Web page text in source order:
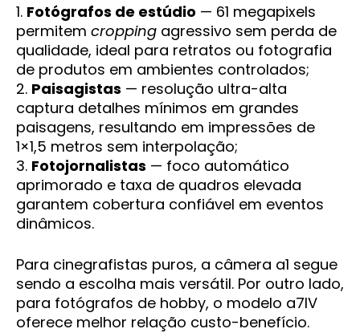
1. Fotógrafos de estúdio — 61 megapixels
permitem cropping agressivo sem perda de
qualidade, ideal para retratos ou fotografia
de produtos em ambientes controlados;
2. Paisagistas — resolução ultra-alta
captura detalhes mínimos em grandes
paisagens, resultando em impressões de
1×1,5 metros sem interpolação;
3. Fotojornalistas — foco automático
aprimorado e taxa de quadros elevada
garantem cobertura confiável em eventos
dinâmicos.
Para cinegrafistas puros, a câmera a1 segue
sendo a escolha mais versátil. Por outro lado,
para fotógrafos de hobby, o modelo a7IV
oferece melhor relação custo-benefício.